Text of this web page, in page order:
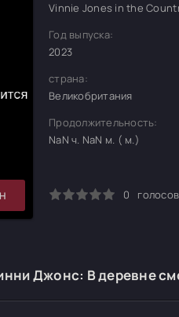
Vinnie Jones in the
Год выпуска:
2023
страна:
Великобритания
Продолжительность:
NaN ч. NaN м. ( м.)
0
Джонс: В деревне